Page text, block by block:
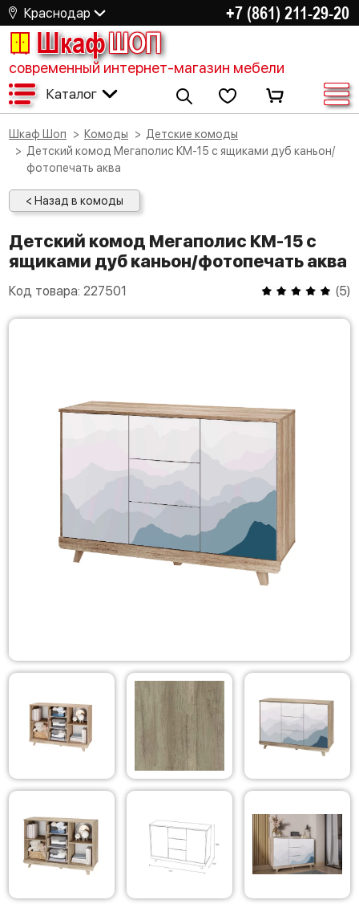
Краснодар +7 (861) 211-29-20
ШкафШОП
современный интернет-магазин мебели
Каталог
Шкаф Шоп Комоды
Детские комоды
Детский комод Мегаполис КМ-15 с ящиками дуб каньон/
фотопечать аква
< Назад в комоды
Детский комод Мегаполис КМ-15 с
ящиками дуб каньон/фотопечать аква
Код товара: 227501 (5)